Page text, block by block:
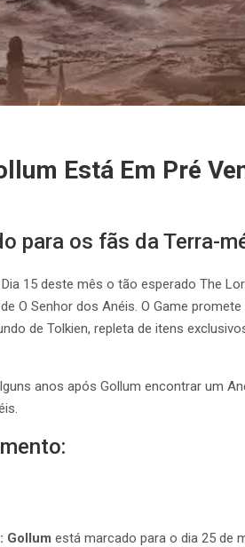
Está Em Pré
para os fãs da Terra-
15 deste mês o tão esperado The
O Senhor dos Anéis. O Game promete
de Tolkien, repleta de itens
anos após Gollum encontrar um
Gollum está marcado para o dia 25 de